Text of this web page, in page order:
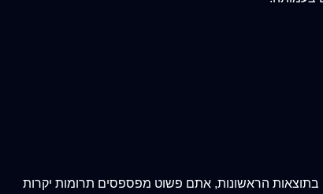
בתוצאות הראשונות, אתם פשוט מפספסים תרומות יקרות